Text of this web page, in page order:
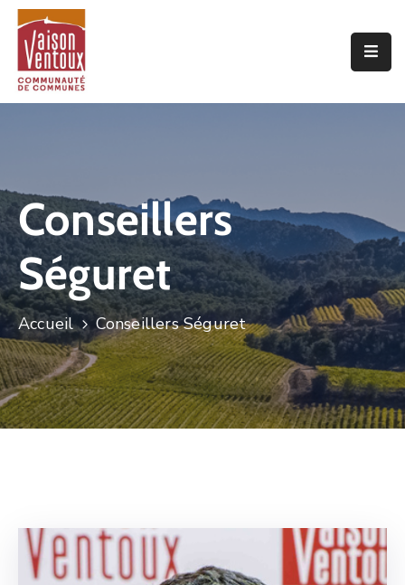
Accueil
Economie
Projets
De
Territoire
Découvrir
Conseillers
Séguret
Accueil Conseillers Séguret